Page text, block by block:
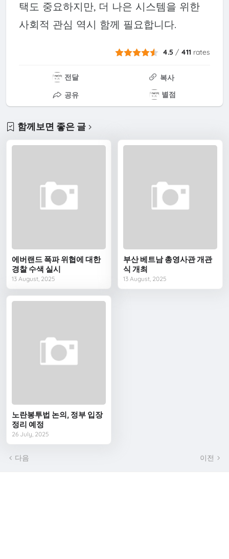
택도 중요하지만, 더 나은 시스템을 위한
사회적 관심 역시 함께 필요합니다.
4.5 / 411 rates
전달
복사
공유
별점
함께보면 좋은 글
에버랜드 폭파 위협에 대한
경찰 수색 실시
13 August, 2025
부산 베트남 총영사관 개관
식 개최
13 August, 2025
노란봉투법 논의, 정부 입장
정리 예정
26 July, 2025
다음 이전